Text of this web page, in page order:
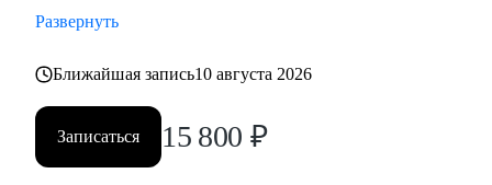
Развернуть
Ближайшая запись10 августа 2026
Записаться 15 800 ₽